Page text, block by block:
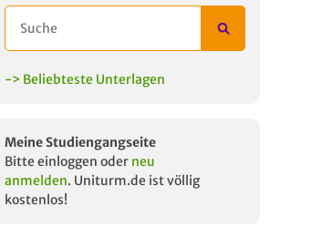
-> Beliebteste Unterlagen
Meine Studiengangseite
Bitte einloggen oder neu
anmelden. Uniturm.de ist völlig
kostenlos!